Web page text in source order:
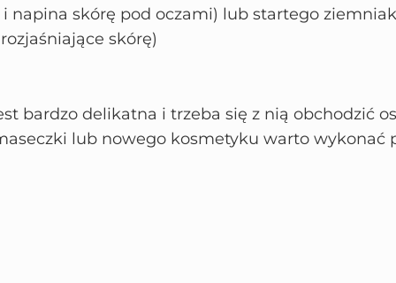
i napina skórę pod oczami) lub startego
skórę)
bardzo delikatna i trzeba się z nią obchodzić
lub nowego kosmetyku warto wykonać